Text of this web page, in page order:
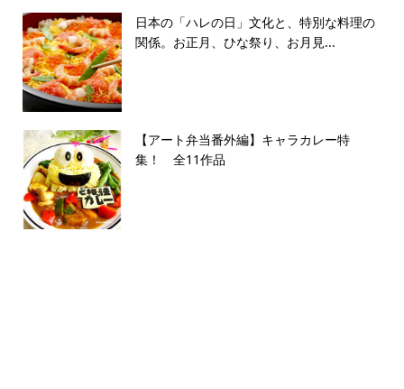
日本の「ハレの日」文化と、特別な料理の
関係。お正月、ひな祭り、お月見...
【アート弁当番外編】キャラカレー特
集！ 全11作品